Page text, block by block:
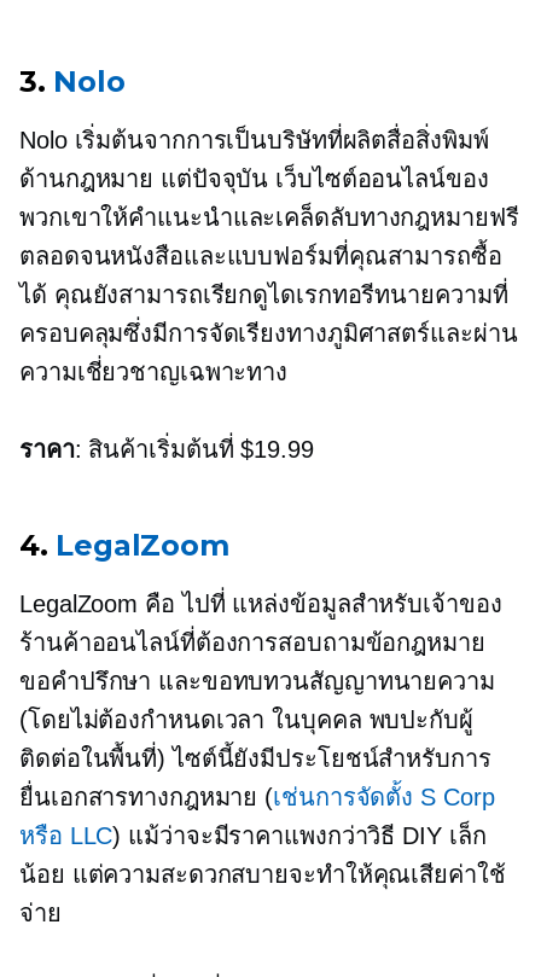
3. Nolo
Nolo เริ่มต้นจากการเป็นบริษัทที่ผลิตสื่อสิ่งพิมพ์
ด้านกฎหมาย แต่ปัจจุบัน เว็บไซต์ออนไลน์ของ
พวกเขาให้คำแนะนำและเคล็ดลับทางกฎหมายฟรี
ตลอดจนหนังสือและแบบฟอร์มที่คุณสามารถซื้อ
ได้ คุณยังสามารถเรียกดูไดเรกทอรีทนายความที่
ครอบคลุมซึ่งมีการจัดเรียงทางภูมิศาสตร์และผ่าน
ความเชี่ยวชาญเฉพาะทาง
ราคา: สินค้าเริ่มต้นที่ $19.99
4. LegalZoom
LegalZoom คือไปที่ แหล่งข้อมูลสำหรับเจ้าของ
ร้านค้าออนไลน์ที่ต้องการสอบถามข้อกฎหมาย
ขอคำปรึกษา และขอทบทวนสัญญาทนายความ
(โดยไม่ต้องกำหนดเวลาในบุคคล พบปะกับผู้
ติดต่อในพื้นที่) ไซต์นี้ยังมีประโยชน์สำหรับการ
ยื่นเอกสารทางกฎหมาย (เช่นการจัดตั้ง S Corp
หรือ LLC) แม้ว่าจะมีราคาแพงกว่าวิธี DIY เล็ก
น้อย แต่ความสะดวกสบายจะทำให้คุณเสียค่าใช้
จ่าย